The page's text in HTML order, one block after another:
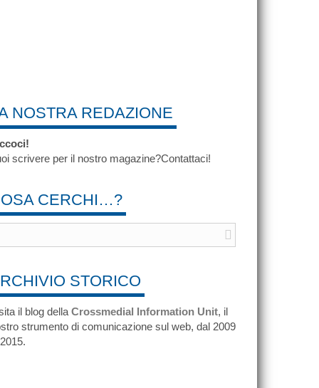
NOSTRA REDAZIONE
scrivere per il nostro magazine?Contattaci!
CERCHI…?
STORICO
il blog della Crossmedial Information Unit, il
strumento di comunicazione sul web, dal 2009